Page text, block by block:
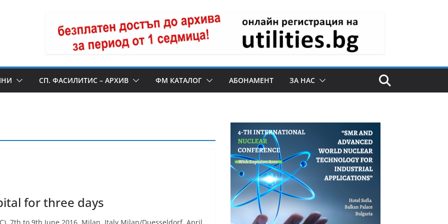
СП. ФАСИЛИТИС – АРХИВ ФМ КАТАЛОГ АБОНАМЕНТ ЗА НАС
for three days